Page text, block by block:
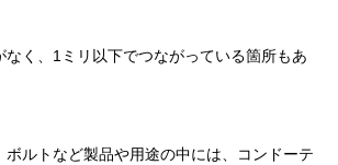
なく、1ミリ以下でつながっている箇所もあ
ボルトなど製品や用途の中には、コンドーテ